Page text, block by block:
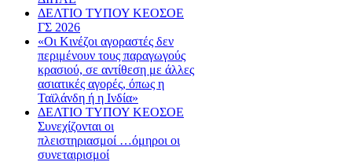
ΔΕΛΤΙΟ ΤΥΠΟΥ ΚΕΟΣΟΕ
ΓΣ 2026
«Οι Κινέζοι αγοραστές δεν
περιμένουν τους παραγωγούς
κρασιού, σε αντίθεση με άλλες
ασιατικές αγορές, όπως η
Ταϊλάνδη ή η Ινδία»
ΔΕΛΤΙΟ ΤΥΠΟΥ ΚΕΟΣΟΕ
Συνεχίζονται οι
πλειστηριασμοί …όμηροι οι
συνεταιρισμοί